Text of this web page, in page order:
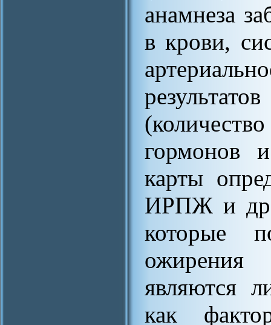
анамнеза
в крови,
гормонов
карты
ИРПЖ и др.
которые
являются
как